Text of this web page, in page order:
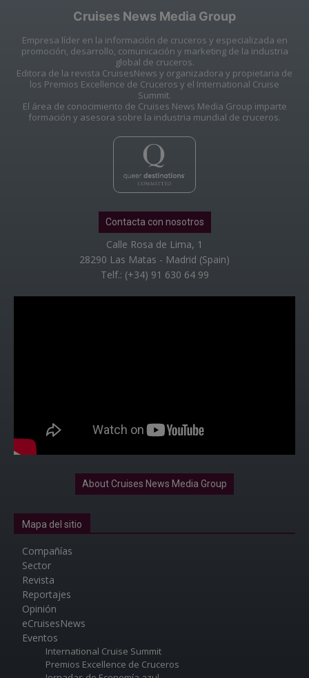
Cruises News Media Group
Empresa líder en la información de cruceros y especializada en
promoción, desarrollo, comunicación y marketing de la industria
global de cruceros.
Editora de la revista CruisesNews y organizadora y propietaria de
los Premios Excellence de Cruceros y el International Cruise
Summit.
El área de conocimiento de Cruises News Media Group imparte
formación y asesora sobre la industria mundial de cruceros.
Contacta con nosotros
Calle Rosa de Lima, 1
28290 Las Matas - Madrid (Spain)
Telf.: (+34) 91 630 64 99
About Cruises News Media Group
Mapa del sitio
Compañías
Sector
Revista
Reportajes
Opinión
eCruisesNews
Eventos
International Cruise Summit
Premios Excellence de Cruceros